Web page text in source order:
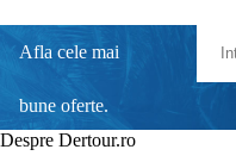
Afla cele mai
bune oferte.
Despre Dertour.ro